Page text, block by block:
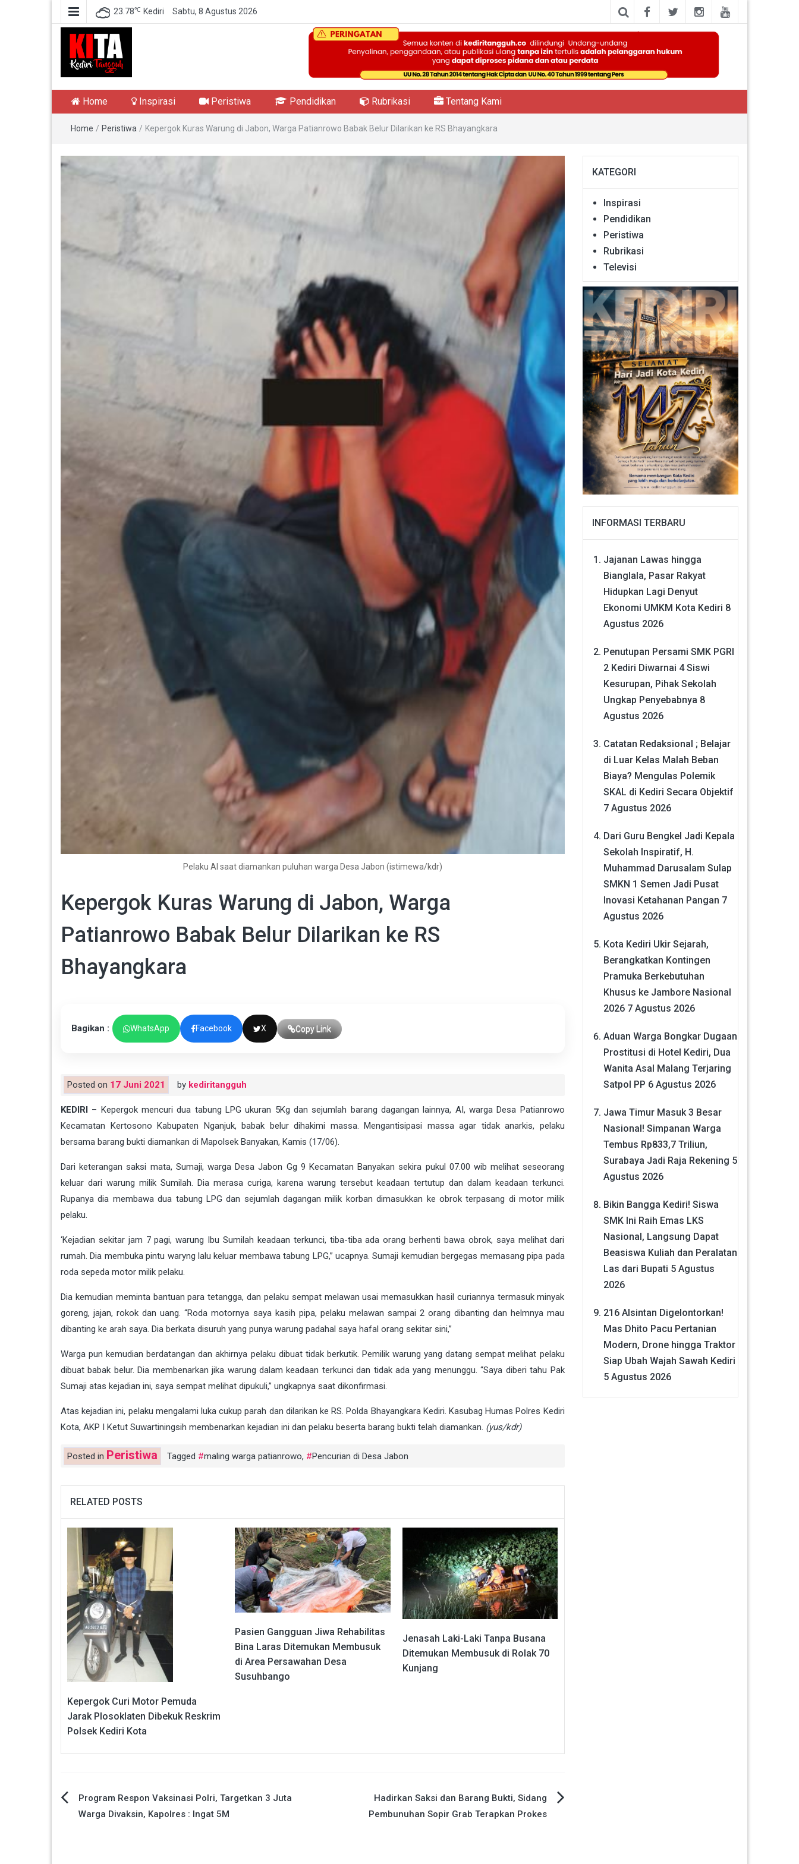
23.78℃ Kediri Sabtu, 8 Agustus 2026
Kediri Tangguh
Home Inspirasi Peristiwa Pendidikan Rubrikasi Tentang Kami
Home / Peristiwa / Kepergok Kuras Warung di Jabon, Warga Patianrowo Babak Belur Dilarikan ke RS Bhayangkara
Pelaku AI saat diamankan puluhan warga Desa Jabon (istimewa/kdr)
Kepergok Kuras Warung di Jabon, Warga
Patianrowo Babak Belur Dilarikan ke RS
Bhayangkara
Bagikan : WhatsApp Facebook X Copy Link
Posted on 17 Juni 2021 by kediritangguh
KEDIRI
– Kepergok mencuri dua tabung LPG ukuran 5Kg dan sejumlah barang dagangan lainnya, AI, warga Desa Patianrowo
Kecamatan Kertosono Kabupaten Nganjuk, babak belur dihakimi massa. Mengantisipasi massa agar tidak anarkis, pelaku
bersama barang bukti diamankan di Mapolsek Banyakan, Kamis (17/06).
Dari keterangan saksi mata, Sumaji, warga Desa Jabon Gg 9 Kecamatan Banyakan sekira pukul 07.00 wib melihat seseorang
keluar dari warung milik Sumilah. Dia merasa curiga, karena warung tersebut keadaan tertutup dan dalam keadaan terkunci.
Rupanya dia membawa dua tabung LPG dan sejumlah dagangan milik korban dimasukkan ke obrok terpasang di motor milik
pelaku.
‘Kejadian sekitar jam 7 pagi, warung Ibu Sumilah keadaan terkunci, tiba-tiba ada orang berhenti bawa obrok, saya melihat dari
rumah. Dia membuka pintu waryng lalu keluar membawa tabung LPG,” ucapnya. Sumaji kemudian bergegas memasang pipa pada
roda sepeda motor milik pelaku.
Dia kemudian meminta bantuan para tetangga, dan pelaku sempat melawan usai memasukkan hasil curiannya termasuk minyak
goreng, jajan, rokok dan uang. “Roda motornya saya kasih pipa, pelaku melawan sampai 2 orang dibanting dan helmnya mau
dibanting ke arah saya. Dia berkata disuruh yang punya warung padahal saya hafal orang sekitar sini,”
Warga pun kemudian berdatangan dan akhirnya pelaku dibuat tidak berkutik. Pemilik warung yang datang sempat melihat pelaku
dibuat babak belur. Dia membenarkan jika warung dalam keadaan terkunci dan tidak ada yang menunggu. “Saya diberi tahu Pak
Sumaji atas kejadian ini, saya sempat melihat dipukuli,” ungkapnya saat dikonfirmasi.
Atas kejadian ini, pelaku mengalami luka cukup parah dan dilarikan ke RS. Polda Bhayangkara Kediri. Kasubag Humas Polres Kediri
Kota, AKP I Ketut Suwartiningsih membenarkan kejadian ini dan pelaku beserta barang bukti telah diamankan. (yus/kdr)
Posted in Peristiwa Tagged maling warga patianrowo, Pencurian di Desa Jabon
RELATED POSTS
Kepergok Curi Motor Pemuda
Jarak Plosoklaten Dibekuk Reskrim
Polsek Kediri Kota
Pasien Gangguan Jiwa Rehabilitas
Bina Laras Ditemukan Membusuk
di Area Persawahan Desa
Susuhbango
Jenasah Laki-Laki Tanpa Busana
Ditemukan Membusuk di Rolak 70
Kunjang
Navigasi
Program Respon Vaksinasi Polri, Targetkan 3 Juta
Warga Divaksin, Kapolres : Ingat 5M
Hadirkan Saksi dan Barang Bukti, Sidang
Pembunuhan Sopir Grab Terapkan Prokes
KATEGORI
Inspirasi
Pendidikan
Peristiwa
Rubrikasi
Televisi
INFORMASI TERBARU
Jajanan Lawas hingga
Bianglala, Pasar Rakyat
Hidupkan Lagi Denyut
Ekonomi UMKM Kota Kediri 8
Agustus 2026
Penutupan Persami SMK PGRI
2 Kediri Diwarnai 4 Siswi
Kesurupan, Pihak Sekolah
Ungkap Penyebabnya 8
Agustus 2026
Catatan Redaksional ; Belajar
di Luar Kelas Malah Beban
Biaya? Mengulas Polemik
SKAL di Kediri Secara Objektif
7 Agustus 2026
Dari Guru Bengkel Jadi Kepala
Sekolah Inspiratif, H.
Muhammad Darusalam Sulap
SMKN 1 Semen Jadi Pusat
Inovasi Ketahanan Pangan 7
Agustus 2026
Kota Kediri Ukir Sejarah,
Berangkatkan Kontingen
Pramuka Berkebutuhan
Khusus ke Jambore Nasional
2026 7 Agustus 2026
Aduan Warga Bongkar Dugaan
Prostitusi di Hotel Kediri, Dua
Wanita Asal Malang Terjaring
Satpol PP 6 Agustus 2026
Jawa Timur Masuk 3 Besar
Nasional! Simpanan Warga
Tembus Rp833,7 Triliun,
Surabaya Jadi Raja Rekening 5
Agustus 2026
Bikin Bangga Kediri! Siswa
SMK Ini Raih Emas LKS
Nasional, Langsung Dapat
Beasiswa Kuliah dan Peralatan
Las dari Bupati 5 Agustus
2026
216 Alsintan Digelontorkan!
Mas Dhito Pacu Pertanian
Modern, Drone hingga Traktor
Siap Ubah Wajah Sawah Kediri
5 Agustus 2026